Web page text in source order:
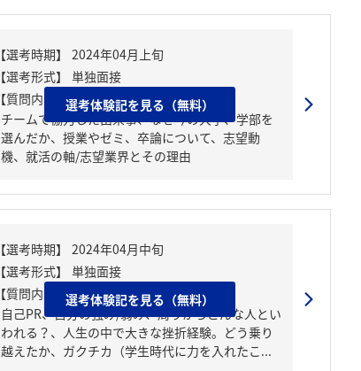
【質問内容・課題】
チームで協力した出来事、なぜ今の大学、学部を
選んだか、授業やゼミ、卒論について、志望動
機、就活の軸/志望業界とその理由
選考体験記を見る（無料）
【質問内容・課題】
自己PR、自分の強み/弱み、周りからどんな人とい
われる？、人生の中で大きな挫折経験。どう乗り
越えたか、ガクチカ（学生時代に力を入れたこ...
選考体験記を見る（無料）